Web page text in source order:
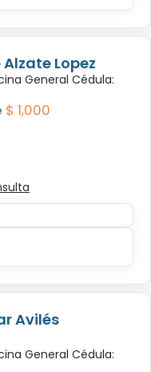
Lopez
General Cédula:
$ 1,000
Avilés
General Cédula: